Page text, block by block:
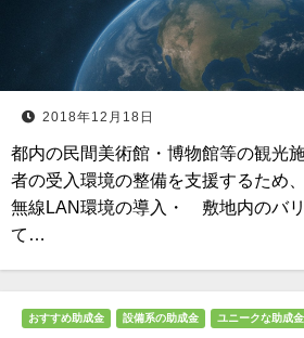
2018年12月18日
都内の民間美術館・博物館等の観光
者の受入環境の整備を支援するため
無線LAN環境の導入・ 敷地内のバ
て…
おすすめ助成金 設備系の助成金 ユニークな助成金